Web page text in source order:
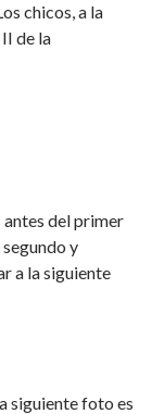
chicos, a la
de la
del primer
y
a la siguiente
siguiente foto es